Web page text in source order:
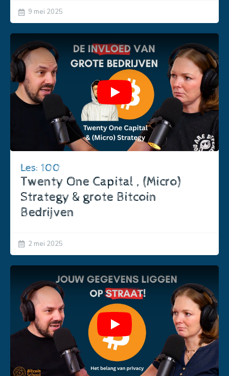
9 mei 2025
Play
Les: 100
Twenty One Capital , (Micro)
Strategy & grote Bitcoin
Bedrijven
2 mei 2025
Play